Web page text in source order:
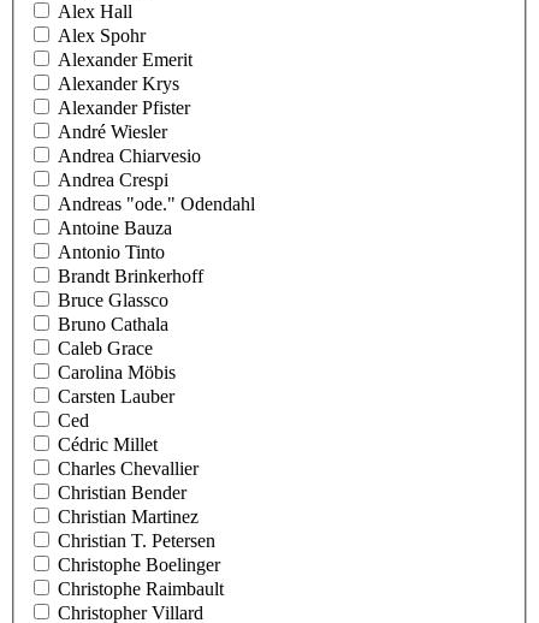
Alex Hall
Alex Spohr
Alexander Emerit
Alexander Krys
Alexander Pfister
André Wiesler
Andrea Chiarvesio
Andrea Crespi
Andreas "ode." Odendahl
Antoine Bauza
Antonio Tinto
Brandt Brinkerhoff
Bruce Glassco
Bruno Cathala
Caleb Grace
Carolina Möbis
Carsten Lauber
Ced
Cédric Millet
Charles Chevallier
Christian Bender
Christian Martinez
Christian T. Petersen
Christophe Boelinger
Christophe Raimbault
Christopher Villard